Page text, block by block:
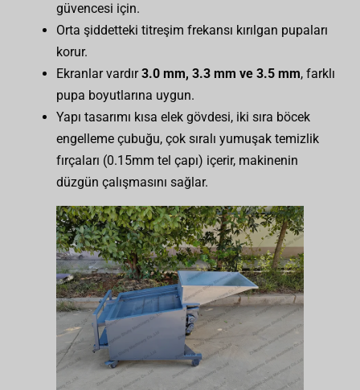
güvencesi için.
Orta şiddetteki titreşim frekansı kırılgan pupaları
korur.
Ekranlar vardır3.0 mm, 3.3 mm ve 3.5 mm, farklı
pupa boyutlarına uygun.
Yapı tasarımı kısa elek gövdesi, iki sıra böcek
engelleme çubuğu, çok sıralı yumuşak temizlik
fırçaları (0.15mm tel çapı) içerir, makinenin
düzgün çalışmasını sağlar.